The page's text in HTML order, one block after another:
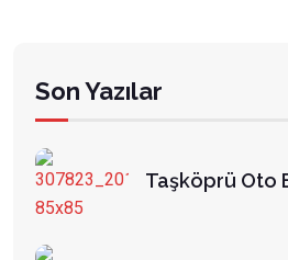
Son Yazılar
Taşköprü Oto